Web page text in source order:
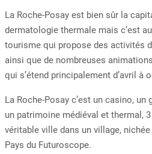
La Roche-Posay est bien sûr la
dermatologie thermale mais c’est
tourisme qui propose des activités
ainsi que de nombreuses
qui s’étend principalement d’avril à
La Roche-Posay c’est un casino,
un patrimoine médiéval et thermal,
véritable ville dans un village,
Pays du Futuroscope.